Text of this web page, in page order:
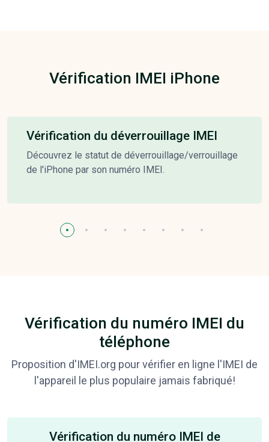
Vérification IMEI iPhone
Vérification du déverrouillage IMEI
Découvrez le statut de déverrouillage/verrouillage
de l'iPhone par son numéro IMEI.
Vérification du numéro IMEI du
téléphone
Proposition d'IMEI.org pour vérifier en ligne l'IMEI de
l'appareil le plus populaire jamais fabriqué!
Vérification du numéro IMEI de